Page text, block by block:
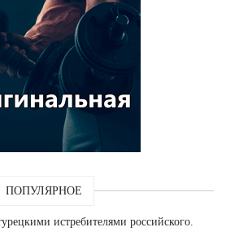
ПОПУЛЯРНОЕ
истребителями российского.